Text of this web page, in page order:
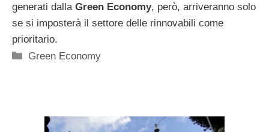
generati dalla Green Economy, però, arriveranno solo
se si imposterà il settore delle rinnovabili come
prioritario.
Categorie
Green Economy